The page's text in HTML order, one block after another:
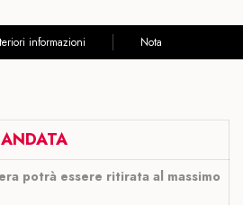
informazioni Nota
potrà essere ritirata al massimo